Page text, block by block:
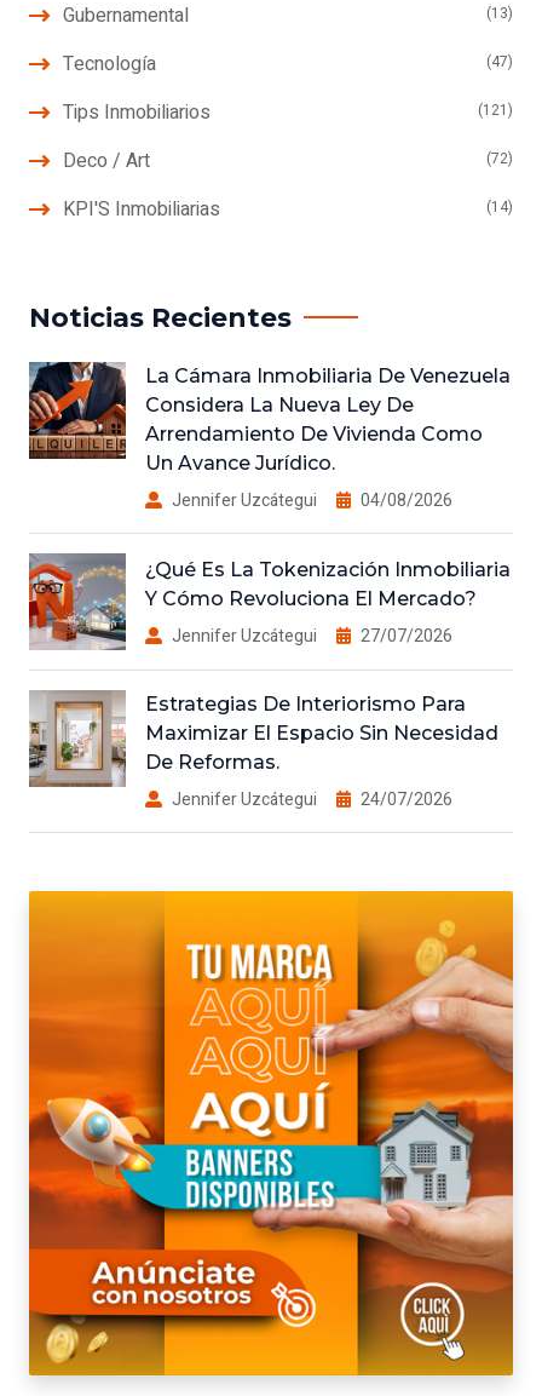
Gubernamental (13)
Tecnología (47)
Tips Inmobiliarios (121)
Deco / Art (72)
KPI'S Inmobiliarias (14)
Noticias Recientes
La Cámara Inmobiliaria De Venezuela
Considera La Nueva Ley De
Arrendamiento De Vivienda Como
Un Avance Jurídico.
Jennifer Uzcátegui 04/08/2026
¿Qué Es La Tokenización Inmobiliaria
Y Cómo Revoluciona El Mercado?
Jennifer Uzcátegui 27/07/2026
Estrategias De Interiorismo Para
Maximizar El Espacio Sin Necesidad
De Reformas.
Jennifer Uzcátegui 24/07/2026